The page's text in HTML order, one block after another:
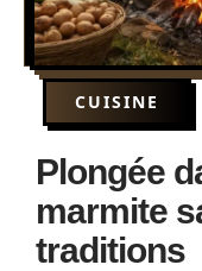
CUISINE
Plongée
marmite
traditions